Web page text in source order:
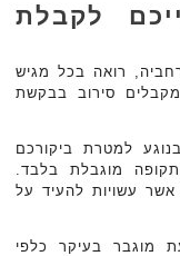
לקבלת
רואה בכל מגיש
מקבלים סירוב בבקשת
למטרת ביקורכם
מוגבלת בלבד.
אשר עשויות להעיד על
מוגבר בעיקר כלפי